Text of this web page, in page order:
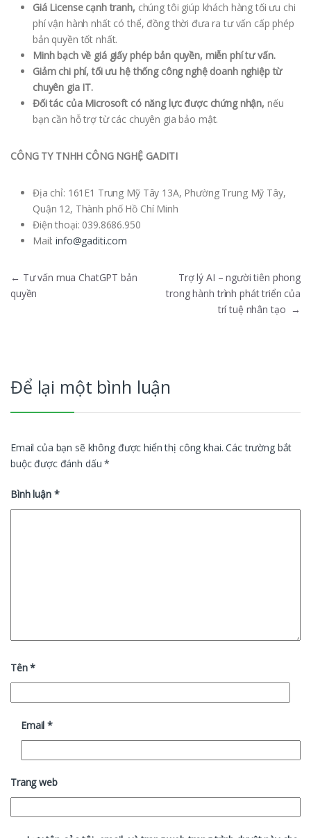
Giá License cạnh tranh, chúng tôi giúp khách hàng tối ưu chi
phí vận hành nhất có thể, đồng thời đưa ra tư vấn cấp phép
bản quyền tốt nhất.
Minh bạch về giá giấy phép bản quyền, miễn phí tư vấn.
Giảm chi phí, tối ưu hệ thống công nghệ doanh nghiệp từ
chuyên gia IT.
Đối tác của Microsoft có năng lực được chứng nhận, nếu
bạn cần hỗ trợ từ các chuyên gia bảo mật.
CÔNG TY TNHH CÔNG NGHỆ GADITI
Địa chỉ: 161E1 Trung Mỹ Tây 13A, Phường Trung Mỹ Tây,
Quận 12, Thành phố Hồ Chí Minh
Điện thoại: 039.8686.950
Mail:info@gaditi.com
Điều hướng bài viết
← Tư vấn mua ChatGPT bản
quyền
Trợ lý AI – người tiên phong
trong hành trình phát triển của
trí tuệ nhân tạo →
Để lại một bình luận
Email của bạn sẽ không được hiển thị công khai. Các trường bắt
buộc được đánh dấu*
Bình luận *
Tên*
Email*
Trang web